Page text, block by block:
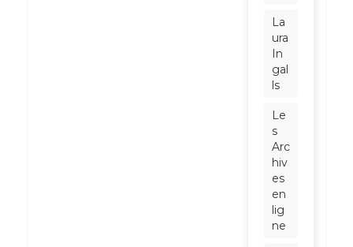
La
ura
In
gal
ls
Le
s
Arc
hiv
es
en
lig
ne